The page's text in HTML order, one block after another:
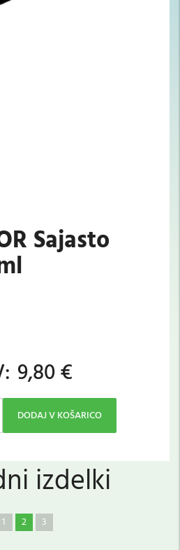
Sajasto
9,80 €
DODAJ V KOŠARICO
izdelki
1 2 3